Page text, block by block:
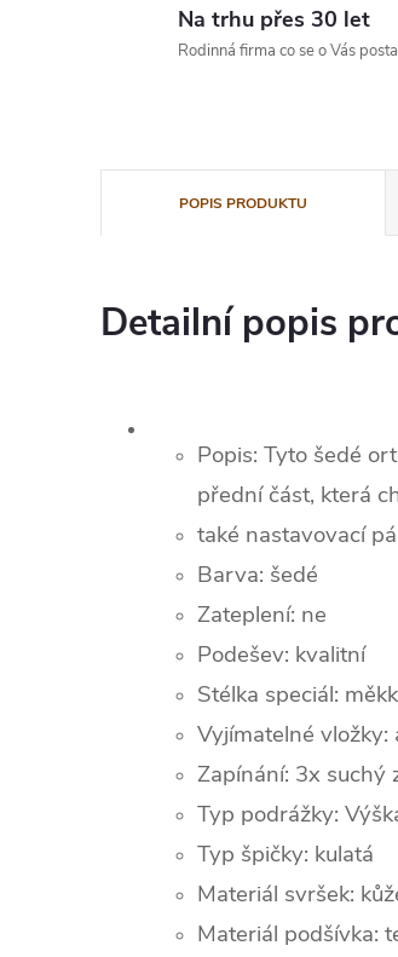
Na trhu přes 30 let
Rodinná firma co se o Vás
POPIS PRODUKTU
Detailní popis
Popis: Tyto šedé
přední část, která
také nastavovací
Barva: šedé
Zateplení: ne
Podešev: kvalitní
Stélka speciál:
Vyjímatelné vložky:
Zapínání: 3x suchý
Typ podrážky:
Typ špičky: kulatá
Materiál svršek:
Materiál podšívka: